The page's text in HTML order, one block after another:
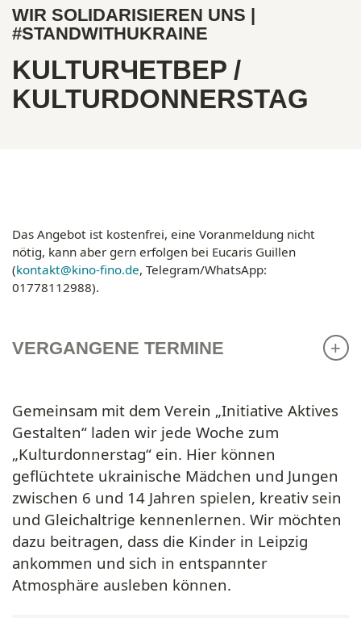
WIR SOLIDARISIEREN UNS |
#STANDWITHUKRAINE
KULTURЧEТВEP /
KULTURDONNERSTAG
Gemeinsam mit dem Verein „Initiative Aktives
Gestalten“ laden wir jede Woche zum
„Kulturdonnerstag“ ein. Hier können
geflüchtete ukrainische Mädchen und Jungen
zwischen 6 und 14 Jahren spielen, kreativ sein
und Gleichaltrige kennenlernen. Wir möchten
dazu beitragen, dass die Kinder in Leipzig
ankommen und sich in entspannter
Atmosphäre ausleben können.
Das Angebot ist kostenfrei, eine Voranmeldung nicht
nötig, kann aber gern erfolgen bei Eucaris Guillen
(kontakt@kino-fino.de, Telegram/WhatsApp:
01778112988).
VERGANGENE TERMINE